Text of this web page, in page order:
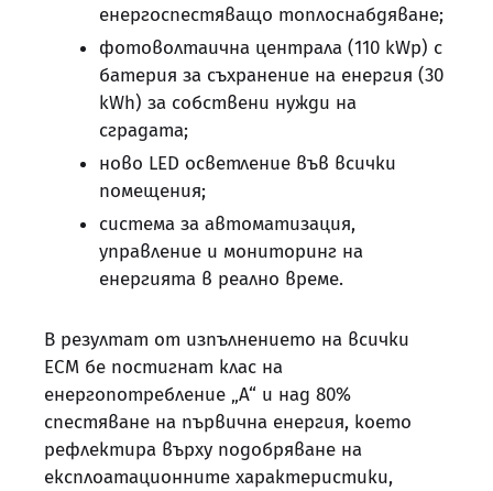
енергоспестяващо топлоснабдяване;
фотоволтаична централа (110 kWp) с
батерия за съхранение на енергия (30
kWh) за собствени нужди на
сградата;
ново LED осветление във всички
помещения;
система за автоматизация,
управление и мониторинг на
енергията в реално време.
В резултат от изпълнението на всички
ЕСМ бе постигнат клас на
енергопотребление „А“ и над 80%
спестяване на първична енергия, което
рефлектира върху подобряване на
експлоатационните характеристики,